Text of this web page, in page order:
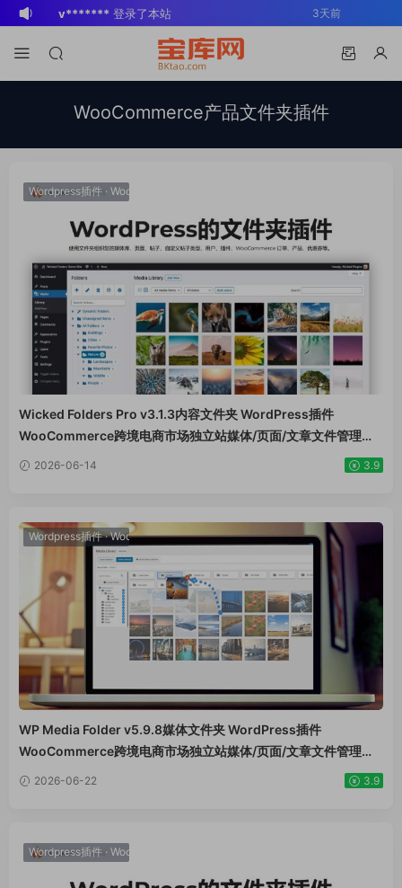
v******* 登录了本站 3天前
登录了本站
Pro v4.5.0 / v4.2.0 Wordpress邮件插
件
v*******购买了资源WP Mail SMTP
Pro v4.5.0 / v4.2.0 Wordpress邮件插
3周前
v*******下载了资源Elementor Pro
/v3.32.1/ v3.31.0 / v3.30.1/ v3.30.0 /
v3.29.2 / v3.29.1 / v3.29.0 / v3.28.x
插件wordpress主题模板编辑神器页面生
成器插件 wp响应式主题模板编辑生成器
公司主题模板外贸跨境电商模板编辑工具
3周前
v4.1.2/v4.1.1/v4.0.4 /v4.0.1 /v3.33.2
/v3.32.1/ v3.31.0 / v3.30.1/ v3.30.0 /
/3.27.x /3.26.3 强大先进的网站构建器
插件wordpress主题模板编辑神器页面生
成器插件 wp响应式主题模板编辑生成器
公司主题模板外贸跨境电商模板编辑工具
o*******购买了资源
v4.1.2/v4.1.1/v4.0.4 /v4.0.1 /v3.33.2
v3.29.2 / v3.29.1 / v3.29.0 / v3.28.x
/3.27.x /3.26.3 强大先进的网站构建器
插件wordpress主题模板编辑神器页面生
成器插件 wp响应式主题模板编辑生成器
公司主题模板外贸跨境电商模板编辑工具
s*******登录了本站 2天前
Custom Fields Pro v6.7.0.2 / v6.5.1 /
v6.4.3 / v6.4.2 / v6.4.1 / v6.4.0.1
/v6.3.12 高级自定义字段专业版
Wordpress插件ACF PRO
WooCommerce产品文件夹插件
Wordpress插件 · WooCommerce插件
Wicked Folders Pro v3.1.3内容文件夹 WordPress插件
WooCommerce跨境电商市场独立站媒体/页面/文章文件管理工
具
2026-06-14 3.9
Wordpress插件·WooCommerce插件
WP Media Folder v5.9.8媒体文件夹 WordPress插件
WooCommerce跨境电商市场独立站媒体/页面/文章文件管理工
具
2026-06-22 3.9
Wordpress插件 · WooCommerce插件